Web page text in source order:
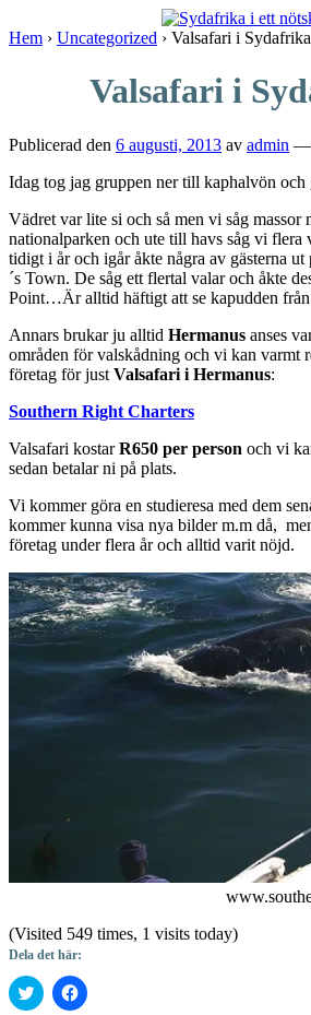
Skip
Hem › Uncategorized › Valsafari i Sydafrika
Valsafari i
Publicerad den 6 augusti, 2013 av admin —
Idag tog jag gruppen ner till kaphalvön och
Vädret var lite si och så men vi såg massor
nationalparken och ute till havs såg vi flera
tidigt i år och igår åkte några av gästerna ut
´s Town. De såg ett flertal valar och åkte
Point…Är alltid häftigt att se kapudden
Annars brukar ju alltid Hermanus anses
områden för valskådning och vi kan varmt
företag för just Valsafari i Hermanus:
Southern Right Charters
Valsafari kostarR650 per person och vi
sedan betalar ni på plats.
Vi kommer göra en studieresa med dem
kommer kunna visa nya bilder m.m då,
företag under flera år och alltid varit nöjd.
(Visited 549 times, 1 visits today)
Dela det här:
Klicka
för
Klicka
för